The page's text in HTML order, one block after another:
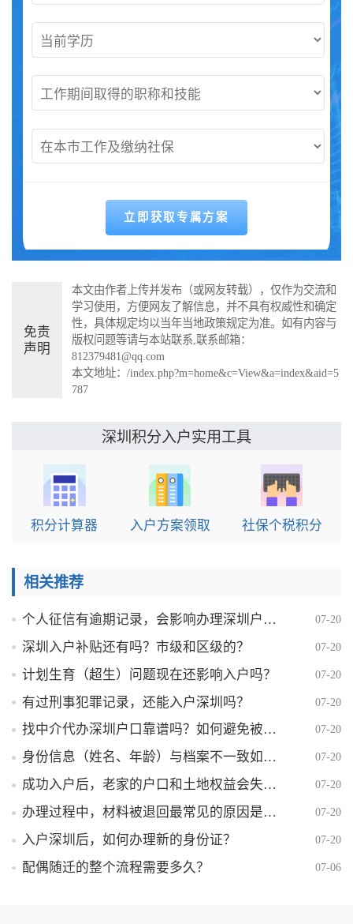
免责
声明
本文由作者上传并发布（或网友转载），仅作为交流和
学习使用，方便网友了解信息，并不具有权威性和确定
性，具体规定均以当年当地政策规定为准。如有内容与
版权问题等请与本站联系,联系邮箱：
812379481@qq.com
本文地址：/index.php?m=home&c=View&a=index&aid=5
787
深圳积分入户实用工具
积分计算器 入户方案领取 社保个税积分
相关推荐
个人征信有逾期记录，会影响办理深圳户口吗？ 07-20
深圳入户补贴还有吗？市级和区级的？ 07-20
计划生育（超生）问题现在还影响入户吗？ 07-20
有过刑事犯罪记录，还能入户深圳吗？ 07-20
找中介代办深圳户口靠谱吗？如何避免被骗？ 07-20
身份信息（姓名、年龄）与档案不一致如何解决？ 07-20
成功入户后，老家的户口和土地权益会失去吗？ 07-20
办理过程中，材料被退回最常见的原因是什么？ 07-20
入户深圳后，如何办理新的身份证？ 07-20
配偶随迁的整个流程需要多久？ 07-06